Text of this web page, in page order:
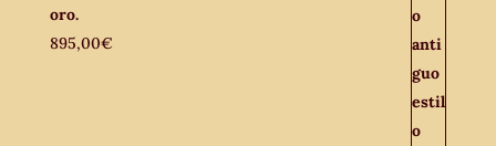
oro.
895,00€